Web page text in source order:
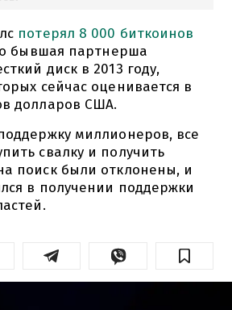
потерял 8 000 биткоинов
бывшая партнерша
диск в 2013 году,
сейчас оценивается в
долларов США.
миллионеров, все
свалку и получить
поиск были отклонены, и
в получении поддержки